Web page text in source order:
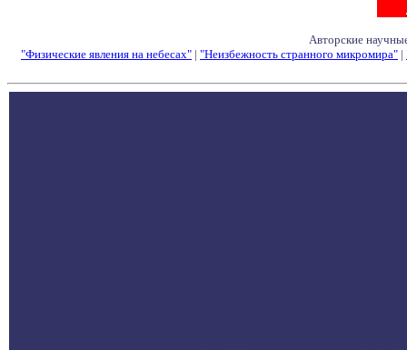
Авторские
"Физические явления на небесах" | "Неизбежность странного микромира" |